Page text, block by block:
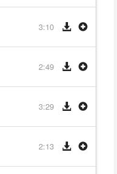
3:10
2:49
3:29
2:13